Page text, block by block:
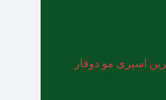
اسپری مو دوفاز